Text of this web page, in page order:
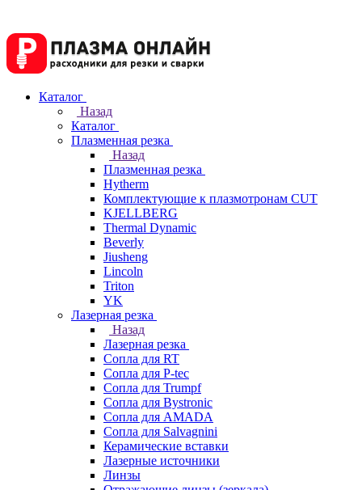
Каталог
Назад
Каталог
Плазменная резка
Назад
Плазменная резка
Hytherm
Комплектующие к плазмотронам CUT
KJELLBERG
Thermal Dynamic
Beverly
Jiusheng
Lincoln
Triton
YK
Лазерная резка
Назад
Лазерная резка
Сопла для RT
Сопла для P-tec
Сопла для Trumpf
Сопла для Bystronic
Сопла для AMADA
Сопла для Salvagnini
Керамические вставки
Лазерные источники
Линзы